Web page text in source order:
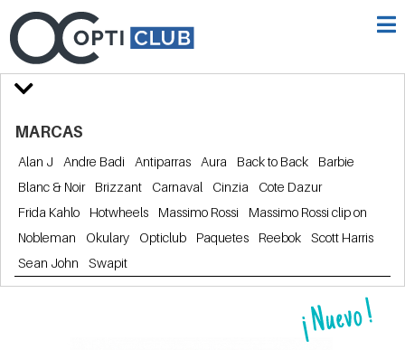
MARCAS
Alan J Andre Badi Antiparras Aura Back to Back
Barbie
Blanc & Noir
Brizzant Carnaval Cinzia
Cote Dazur
Frida Kahlo
Hotwheels Massimo Rossi
Massimo Rossi clip on
Nobleman
Okulary Opticlub Paquetes Reebok
Scott Harris
Sean John
Swapit